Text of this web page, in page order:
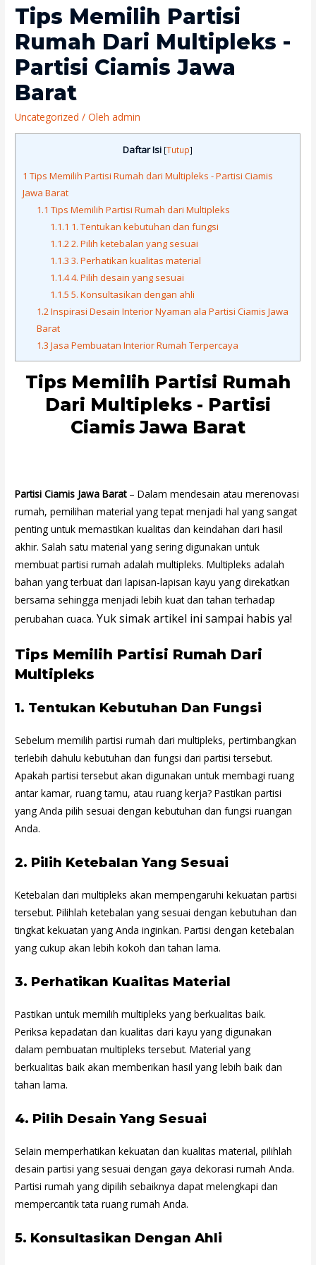
Tips Memilih Partisi
Rumah Dari Multipleks -
Partisi Ciamis Jawa
Barat
Uncategorized / Oleh admin
Daftar Isi [Tutup]
1 Tips Memilih Partisi Rumah dari Multipleks - Partisi Ciamis
Jawa Barat
1.1 Tips Memilih Partisi Rumah dari Multipleks
1.1.1 1. Tentukan kebutuhan dan fungsi
1.1.2 2. Pilih ketebalan yang sesuai
1.1.3 3. Perhatikan kualitas material
1.1.44. Pilih desain yang sesuai
1.1.5 5. Konsultasikan dengan ahli
1.2 Inspirasi Desain Interior Nyaman ala Partisi Ciamis Jawa
Barat
1.3 Jasa Pembuatan Interior Rumah Terpercaya
Tips Memilih Partisi Rumah
Dari Multipleks - Partisi
Ciamis Jawa Barat
Partisi Ciamis Jawa Barat – Dalam mendesain atau merenovasi
rumah, pemilihan material yang tepat menjadi hal yang sangat
penting untuk memastikan kualitas dan keindahan dari hasil
akhir. Salah satu material yang sering digunakan untuk
membuat partisi rumah adalah multipleks. Multipleks adalah
bahan yang terbuat dari lapisan-lapisan kayu yang direkatkan
bersama sehingga menjadi lebih kuat dan tahan terhadap
perubahan cuaca.Yuk simak artikel ini sampai habis ya!
Tips Memilih Partisi Rumah Dari
Multipleks
1. Tentukan Kebutuhan Dan Fungsi
Sebelum memilih partisi rumah dari multipleks, pertimbangkan
terlebih dahulu kebutuhan dan fungsi dari partisi tersebut.
Apakah partisi tersebut akan digunakan untuk membagi ruang
antar kamar, ruang tamu, atau ruang kerja? Pastikan partisi
yang Anda pilih sesuai dengan kebutuhan dan fungsi ruangan
Anda.
2. Pilih Ketebalan Yang Sesuai
Ketebalan dari multipleks akan mempengaruhi kekuatan partisi
tersebut. Pilihlah ketebalan yang sesuai dengan kebutuhan dan
tingkat kekuatan yang Anda inginkan. Partisi dengan ketebalan
yang cukup akan lebih kokoh dan tahan lama.
3. Perhatikan Kualitas Material
Pastikan untuk memilih multipleks yang berkualitas baik.
Periksa kepadatan dan kualitas dari kayu yang digunakan
dalam pembuatan multipleks tersebut. Material yang
berkualitas baik akan memberikan hasil yang lebih baik dan
tahan lama.
4. Pilih Desain Yang Sesuai
Selain memperhatikan kekuatan dan kualitas material, pilihlah
desain partisi yang sesuai dengan gaya dekorasi rumah Anda.
Partisi rumah yang dipilih sebaiknya dapat melengkapi dan
mempercantik tata ruang rumah Anda.
5. Konsultasikan Dengan Ahli